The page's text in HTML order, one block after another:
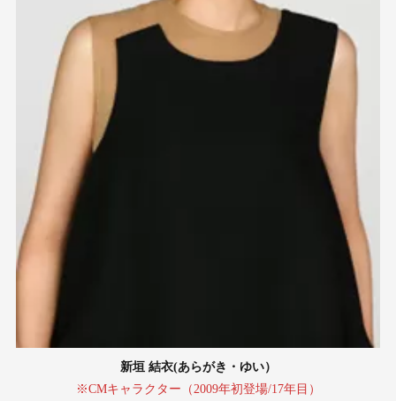
新垣 結衣(あらがき・ゆい）
※CMキャラクター（2009年初登場/17年目）